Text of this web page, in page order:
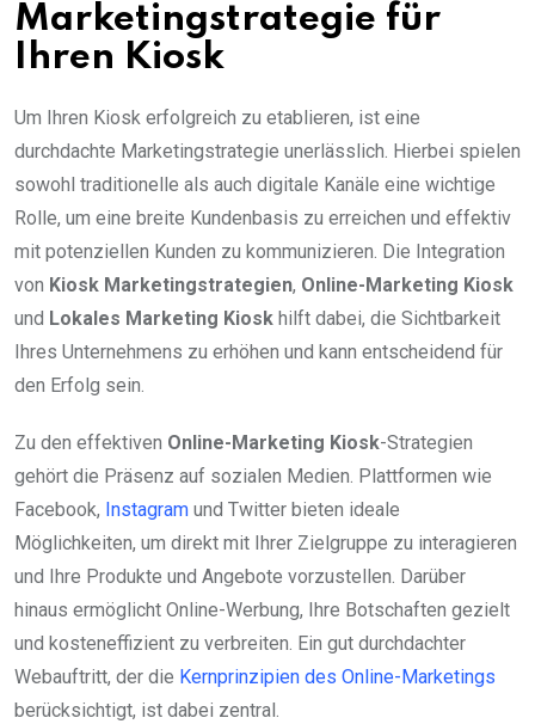
Marketingstrategie für
Ihren Kiosk
Um Ihren Kiosk erfolgreich zu etablieren, ist eine
durchdachte Marketingstrategie unerlässlich. Hierbei spielen
sowohl traditionelle als auch digitale Kanäle eine wichtige
Rolle, um eine breite Kundenbasis zu erreichen und effektiv
mit potenziellen Kunden zu kommunizieren. Die Integration
von Kiosk Marketingstrategien, Online-Marketing Kiosk
und Lokales Marketing Kiosk hilft dabei, die Sichtbarkeit
Ihres Unternehmens zu erhöhen und kann entscheidend für
den Erfolg sein.
Zu den effektiven Online-Marketing Kiosk-Strategien
gehört die Präsenz auf sozialen Medien. Plattformen wie
Facebook, Instagram und Twitter bieten ideale
Möglichkeiten, um direkt mit Ihrer Zielgruppe zu interagieren
und Ihre Produkte und Angebote vorzustellen. Darüber
hinaus ermöglicht Online-Werbung, Ihre Botschaften gezielt
und kosteneffizient zu verbreiten. Ein gut durchdachter
Webauftritt, der die Kernprinzipien des Online-Marketings
berücksichtigt, ist dabei zentral.